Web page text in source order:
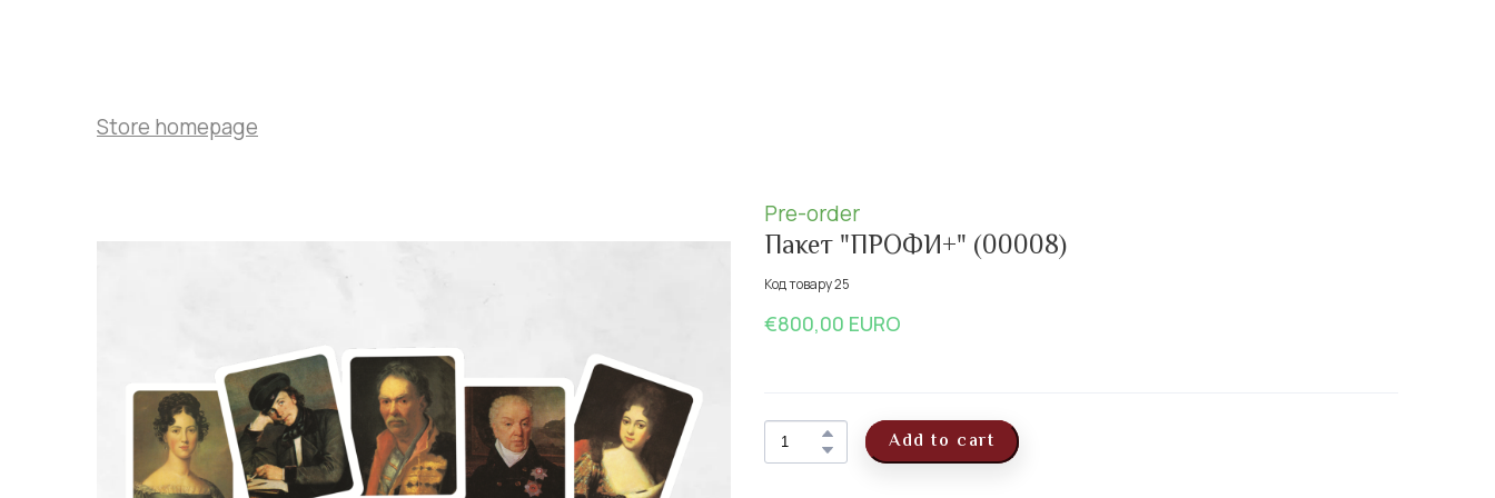
Store homepage
Pre-order
Пакет "ПРОФИ+" (00008)
Код товару 25
€800,00 EURO
Add to cart